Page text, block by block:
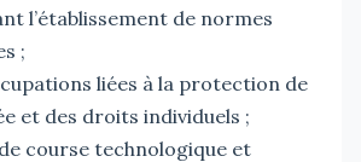
l’établissement de normes
;
liées à la protection de
et des droits individuels ;
course technologique et